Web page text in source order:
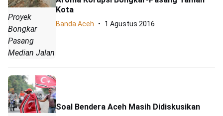
Proyek
Bongkar
Pasang
Median Jalan
Kota
Banda Aceh 1 Agustus 2016
Soal Bendera Aceh Masih Didiskusikan